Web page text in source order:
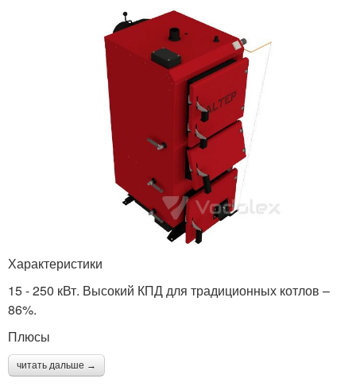
Характеристики
15 - 250 кВт. Высокий КПД для традиционных котлов –
86%.
Плюсы
читать дальше →